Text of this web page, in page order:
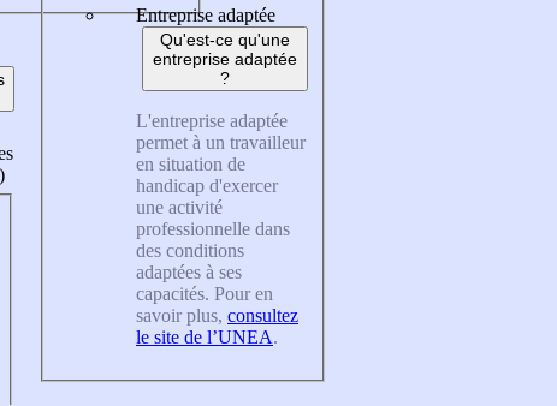
Entreprise adaptée
Qu'est-ce qu'une
entreprise adaptée
?
L'entreprise adaptée
permet à un travailleur
en situation de
handicap d'exercer
une activité
professionnelle dans
des conditions
adaptées à ses
capacités. Pour en
savoir plus, consultez
le site de l’UNEA.